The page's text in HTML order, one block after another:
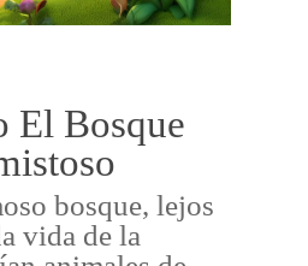
El Bosque
bosque, lejos
vida de la